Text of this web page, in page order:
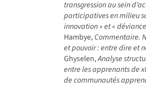
transgression au sein
participatives en milieu
innovation » et «
Hambye,Commentaire.
et pouvoir : entre dire et
Ghyselen,Analyse
entre les apprenants de
de communautés